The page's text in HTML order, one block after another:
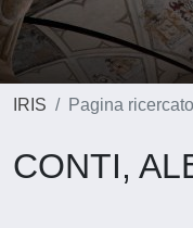
IRIS Pagina
CONTI,